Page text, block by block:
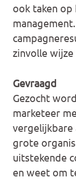
ook taken
zinvolle
Gevraagd
Gezocht
marketeer
grote
uitstekende
en weet om